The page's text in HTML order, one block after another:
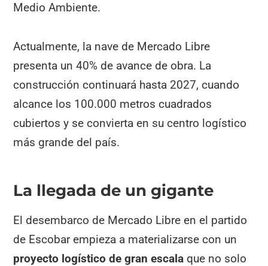
Medio Ambiente.
Actualmente, la nave de Mercado Libre
presenta un 40% de avance de obra. La
construcción continuará hasta 2027, cuando
alcance los 100.000 metros cuadrados
cubiertos y se convierta en su centro logístico
más grande del país.
La llegada de un gigante
El desembarco de Mercado Libre en el partido
de Escobar empieza a materializarse con un
proyecto logístico de gran escala que no solo